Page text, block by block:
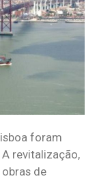
foram
revitalização,
de